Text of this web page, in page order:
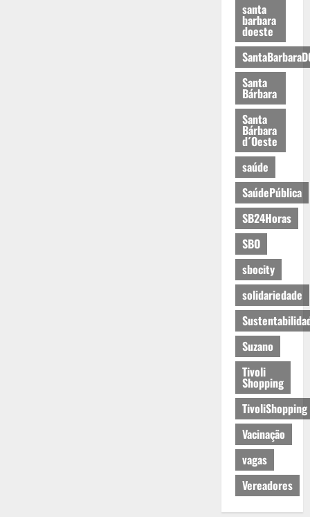
santa
barbara
doeste
Santa
Bárbara
Santa
Bárbara
d´Oeste
saúde
SaúdePública
SB24Horas
SBO
sbocity
solidariedade
Suzano
Tivoli
Shopping
TivoliShopping
Vacinação
vagas
Vereadores